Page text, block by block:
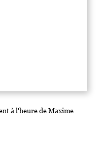
à l'heure de Maxime